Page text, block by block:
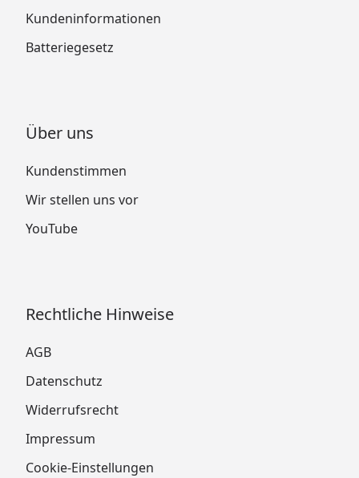
Kundeninformationen
Batteriegesetz
Über uns
Kundenstimmen
Wir stellen uns vor
YouTube
Rechtliche Hinweise
AGB
Datenschutz
Widerrufsrecht
Impressum
Cookie-Einstellungen